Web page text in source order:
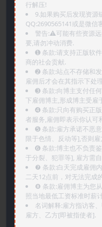
行解压!
9.如果购买后发现资源
QQ:2690565141或是微信
警告:⚠️可能有些资源
要,请勿冲动消费.
➊️ 条款:请支持正版软
商的社会贡献.
➋️ 条款:站点不存储和
雇佣后才会在其指示下处
➌️ 条款:向博主支付任
下雇佣博主,形成博主受雇
➍️ 条款:只向有购买正
者服务,雇佣即表示你认可
➎ 条款:雇方承诺不恶
限于色情、反动等],否则
➏️ 条款:博主也不负责
于分裂、犯罪等], 雇方需
❼ 条款:白天完成雇佣
二天12点前，对无法完成
❽ 条款:雇佣博主为您
照当地最低工资标准时薪
名词解释:雇方指访客
雇方、乙方[即被指使者].